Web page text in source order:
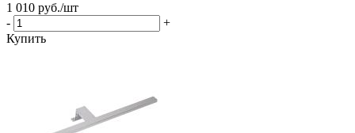
1 010 руб./шт
-
+
Купить